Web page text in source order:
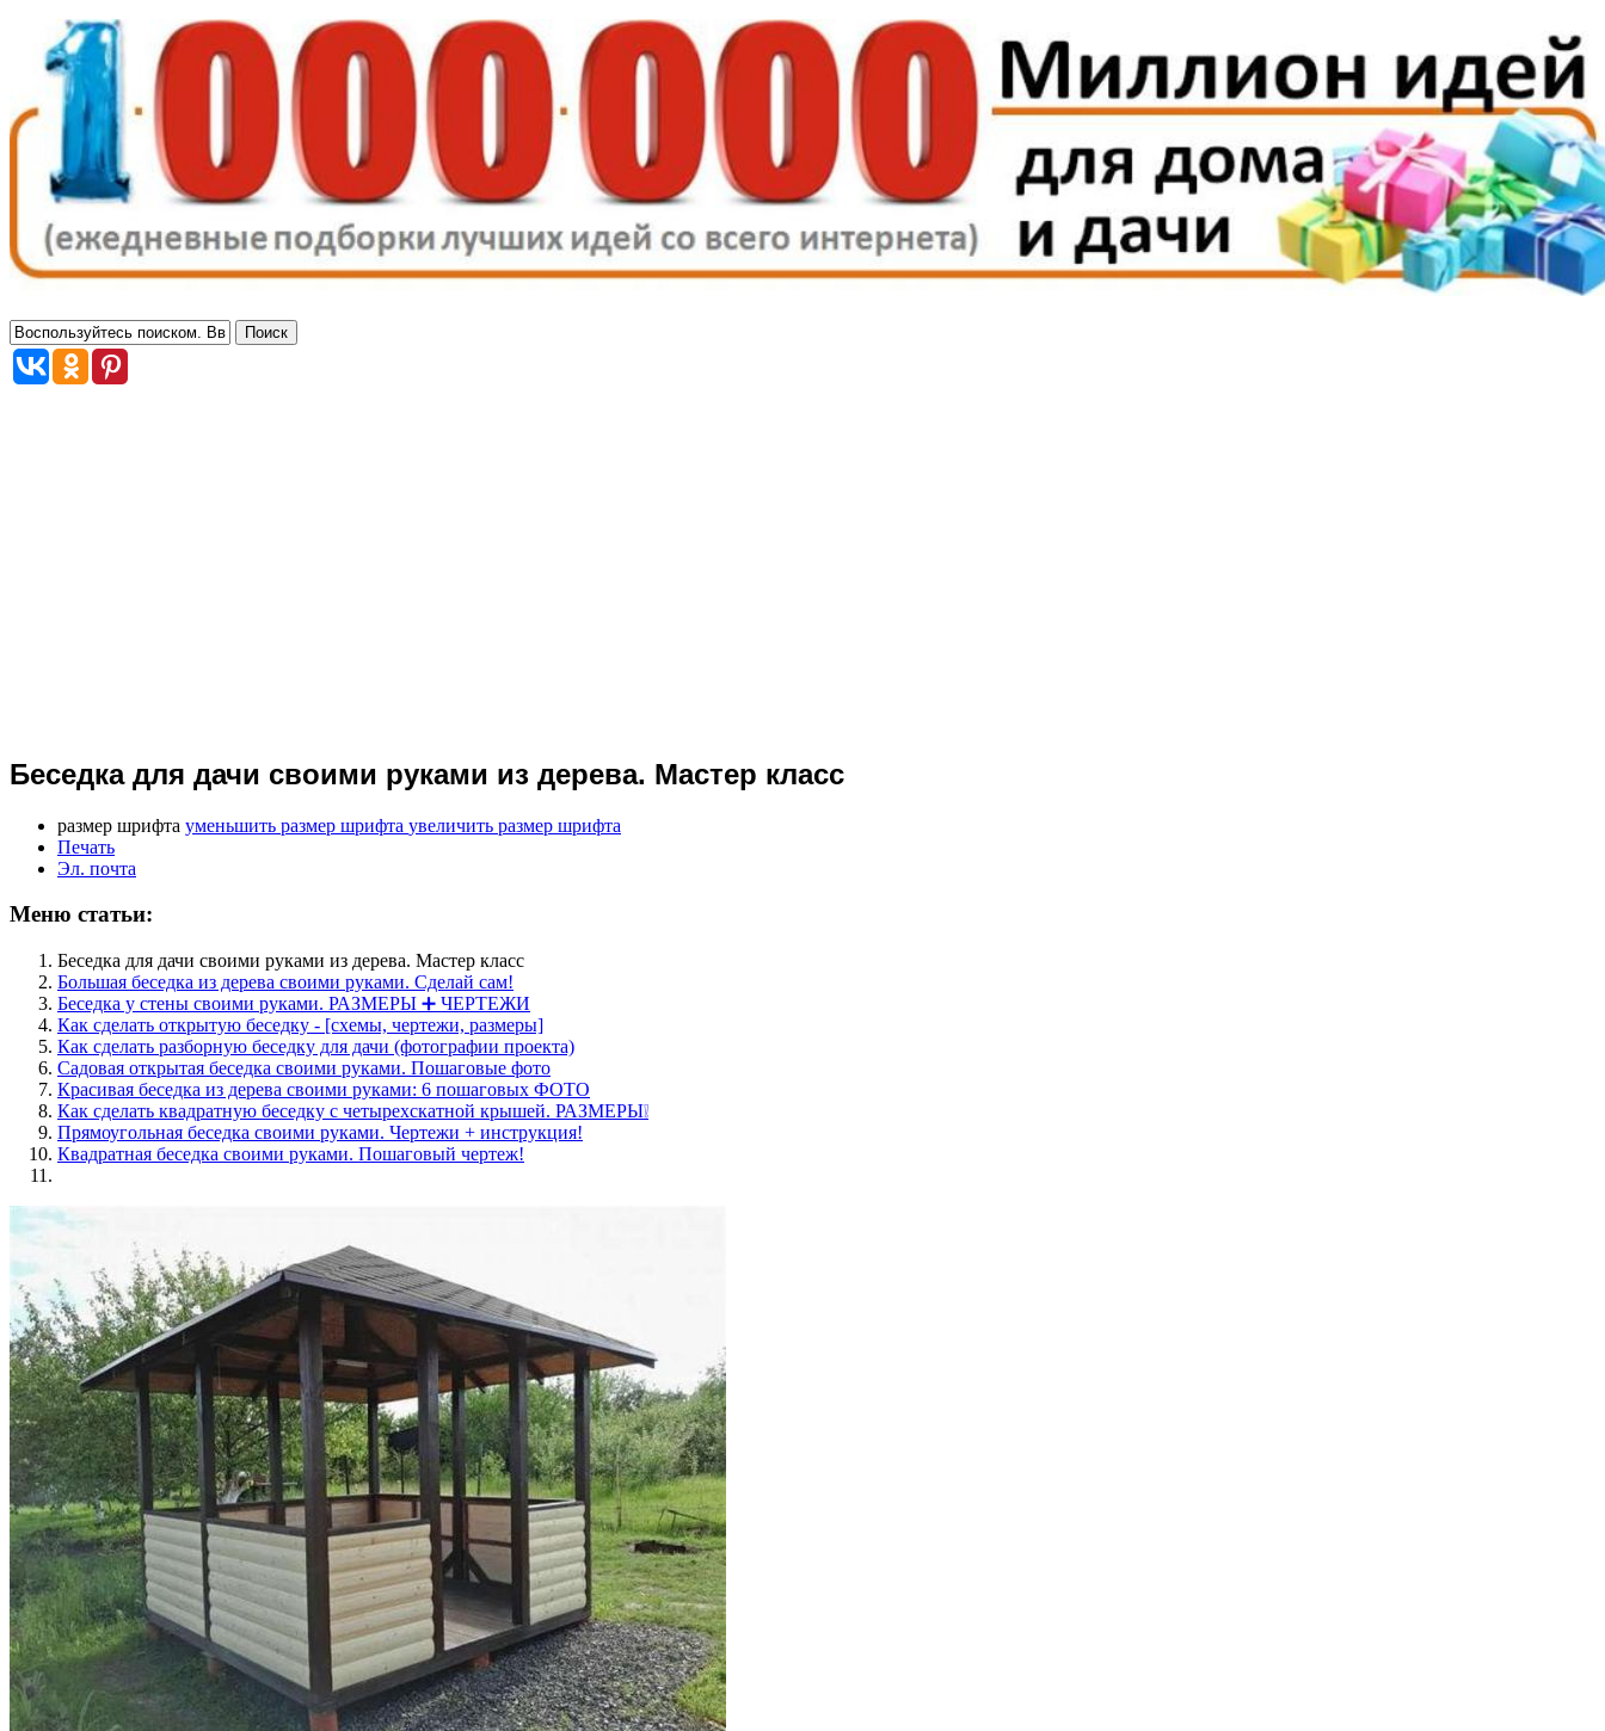
Беседка для дачи своими руками из дерева. Мастер класс
размер шрифта уменьшить размер шрифта увеличить размер шрифта
Печать
Эл. почта
Меню статьи:
Беседка для дачи своими руками из дерева. Мастер класс
Большая беседка из дерева своими руками. Сделай сам!
Беседка у стены своими руками. РАЗМЕРЫ ➕ ЧЕРТЕЖИ
Как сделать открытую беседку - [схемы, чертежи, размеры]
Как сделать разборную беседку для дачи (фотографии проекта)
Садовая открытая беседка своими руками. Пошаговые фото
Красивая беседка из дерева своими руками: 6 пошаговых ФОТО
Как сделать квадратную беседку с четырехскатной крышей. РАЗМЕРЫ❕
Прямоугольная беседка своими руками. Чертежи + инструкция!
Квадратная беседка своими руками. Пошаговый чертеж!